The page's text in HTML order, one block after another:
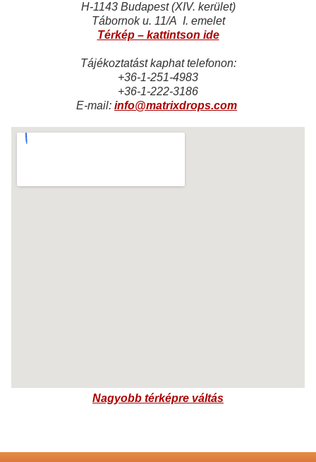
H-1143 Budapest (XIV. kerület)
Tábornok u. 11/A I. emelet
Térkép – kattintson ide
Tájékoztatást kaphat telefonon:
+36-1-251-4983
+36-1-222-3186
E-mail: info@matrixdrops.com
Nagyobb térképre váltás